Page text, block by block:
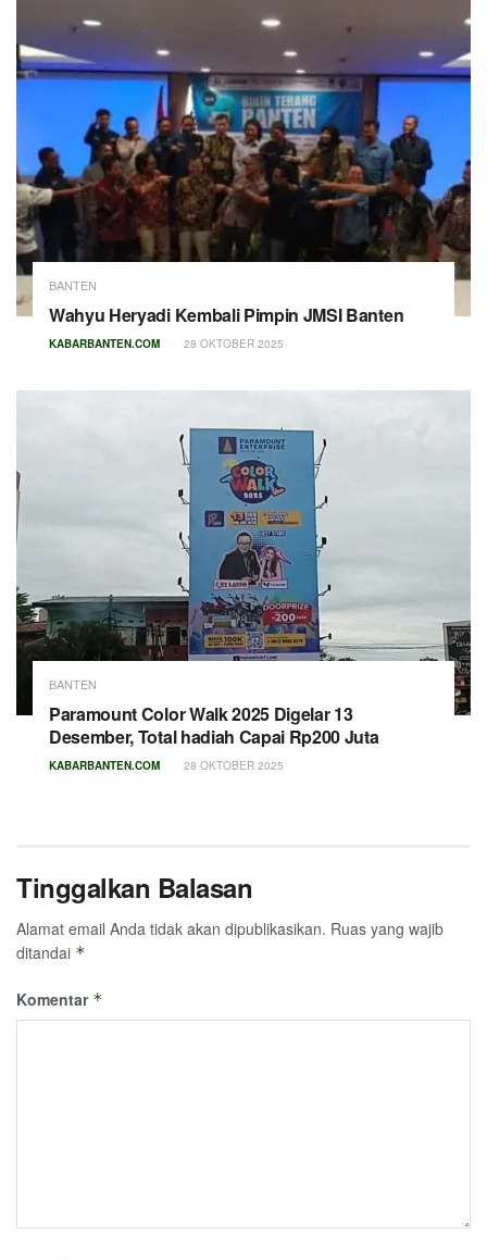
BANTEN
Wahyu Heryadi Kembali Pimpin JMSI Banten
KABARBANTEN.COM 28 OKTOBER 2025
BANTEN
Paramount Color Walk 2025 Digelar 13
Desember, Total hadiah Capai Rp200 Juta
KABARBANTEN.COM 28 OKTOBER 2025
Tinggalkan Balasan
Alamat email Anda tidak akan dipublikasikan. Ruas yang wajib
ditandai *
Komentar *